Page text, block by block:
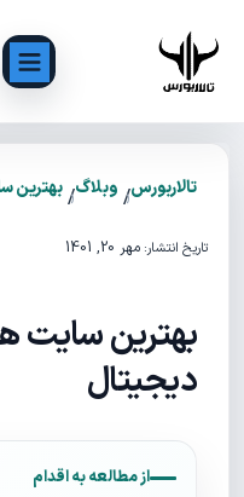
تالاربورس/ وبلاگ/بهترین
تاریخ انتشار: مهر 20, 1401
بهترین سایت
دیجیتال
از مطالعه به اقدام